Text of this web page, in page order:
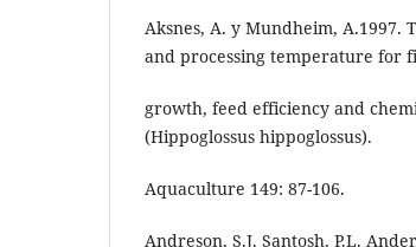
Aksnes, A. y Mundheim, A.1997.
and processing temperature for
growth, feed efficiency and
(Hippoglossus hippoglossus).
Aquaculture 149: 87-106.
Andreson, S.J. Santosh, P.L.